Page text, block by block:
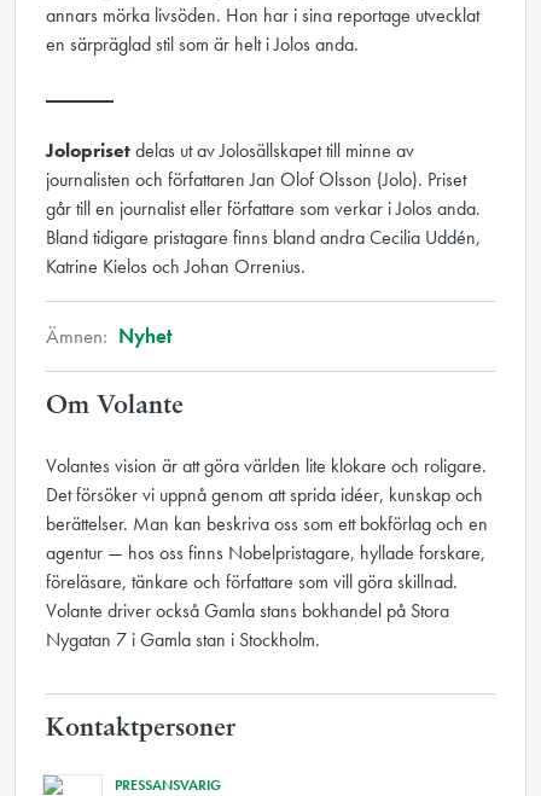
annars mörka livsöden. Hon har i sina reportage utvecklat
en särpräglad stil som är helt i Jolos anda.
Joloprisetdelas ut av Jolosällskapet till minne av
journalisten och författaren Jan Olof Olsson (Jolo). Priset
går till en journalist eller författare som verkar i Jolos anda.
Bland tidigare pristagare finns bland andra Cecilia Uddén,
Katrine Kielos och Johan Orrenius.
Ämnen: Nyhet
Om Volante
Volantes vision är att göra världen lite klokare och roligare.
Det försöker vi uppnå genom att sprida idéer, kunskap och
berättelser. Man kan beskriva oss som ett bokförlag och en
agentur — hos oss finns Nobelpristagare, hyllade forskare,
föreläsare, tänkare och författare som vill göra skillnad.
Volante driver också Gamla stans bokhandel på Stora
Nygatan 7 i Gamla stan i Stockholm.
Kontaktpersoner
PRESSANSVARIG